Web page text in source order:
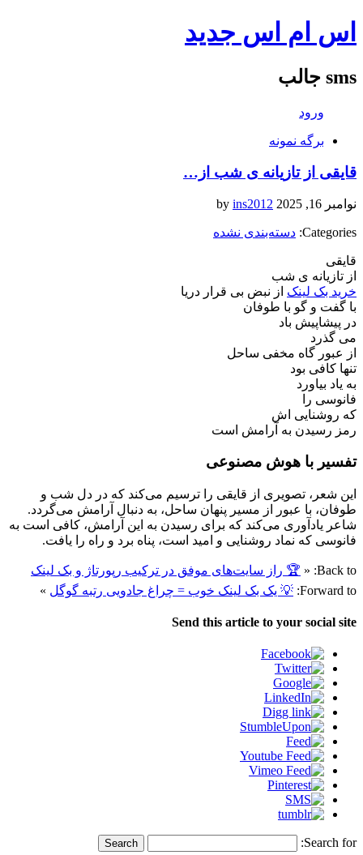
اس ام اس جدید
sms جالب
ورود
برگه نمونه
قایقی از تازیانه ی شب از…
نوامبر 16, 2025 ins2012
Categories: دسته‌بندی نشده
قایقی
از تازیانه ی شب
خرید بک لینک از نبض بی قرار دریا
با گفت و گو با طوفان
در پیشاپیش باد
می گذرد
از عبور گاه مخفی ساحل
تنها کافی بود
به یاد بیاورد
فانوسی را
که روشنایی اش
رمز رسیدن به آرامش است
تفسیر با هوش مصنوعی
این شعر، تصویری از قایقی را ترسیم می‌کند که در دل شب و
طوفان، با عبور از مسیر پنهان ساحل، به دنبال آرامش می‌گردد.
شاعر یادآوری می‌کند که برای رسیدن به این آرامش، کافی است به
فانوسی که نماد روشنایی و امید است، پناه برد و راه را یافت.
Back to:
« 🏆 راز سایت‌های موفق در ترکیب رپورتاژ و بک لینک
Forward to: 💡 یک بک لینک خوب = چراغ جادویی رتبه گوگل »
Send this article to your social site
Search for: